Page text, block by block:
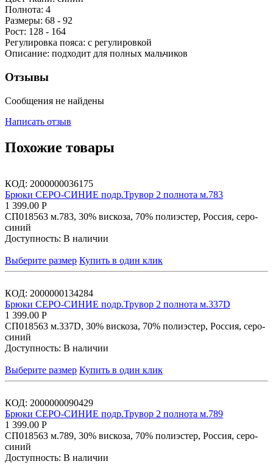
Полнота: 4
Размеры: 68 - 92
Рост: 128 - 164
Регулировка пояса: с регулировкой
Описание: подходит для полных мальчиков
Отзывы
Сообщения не найдены
Написать отзыв
Похожие товары
КОД: 2000000036175
Брюки СЕРО-СИНИЕ подр.Трувор 2 полнота м.783
1 399.00 Р
СП018563 м.783, 30% вискоза, 70% полиэстер, Россия, серо-
синий
Доступность: В наличии
Выберите размер Купить в один клик
КОД: 2000000134284
Брюки СЕРО-СИНИЕ подр.Трувор 2 полнота м.337D
1 399.00 Р
СП018563 м.337D, 30% вискоза, 70% полиэстер, Россия, серо-
синий
Доступность: В наличии
Выберите размер Купить в один клик
КОД: 2000000090429
Брюки СЕРО-СИНИЕ подр.Трувор 2 полнота м.789
1 399.00 Р
СП018563 м.789, 30% вискоза, 70% полиэстер, Россия, серо-
синий
Доступность: В наличии